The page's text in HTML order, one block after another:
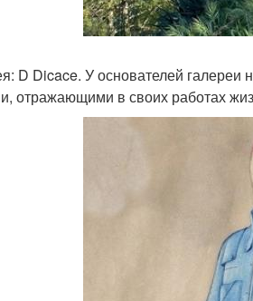
D Dicace. У основателей
отражающими в своих работах